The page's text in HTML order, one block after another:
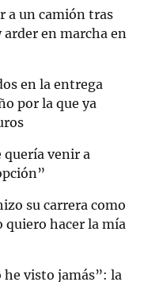
a un camión tras
en marcha en
en la entrega
por la que ya
quería venir a
su carrera como
quiero hacer la mía
he visto jamás”: la